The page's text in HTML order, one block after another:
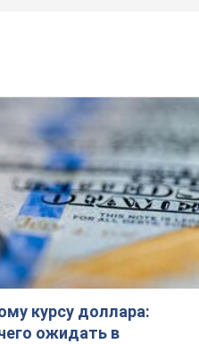
курсу доллара:
ожидать в